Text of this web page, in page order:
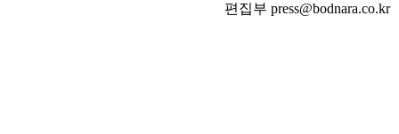
편집부 press@bodnara.co.kr